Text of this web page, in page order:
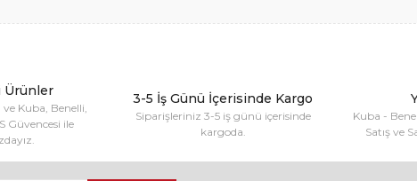
Ürünler
Kuba, Benelli,
Güvencesi ile
3-5 İş Günü İçerisinde Kargo
Siparişleriniz 3-5 iş günü içerisinde
kargoda.
Kuba -
Satış ve